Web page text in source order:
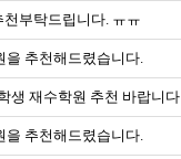
부탁드립니다. ㅠㅠ
을 추천해드렸습니다.
생 재수학원 추천 바랍니다
을 추천해드렸습니다.